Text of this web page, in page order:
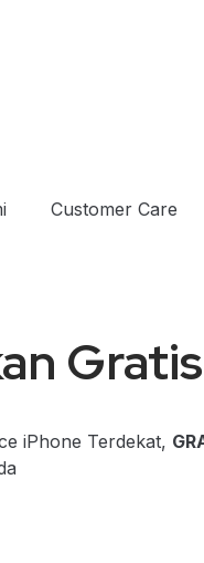
Customer Care
iPhone Terdekat,